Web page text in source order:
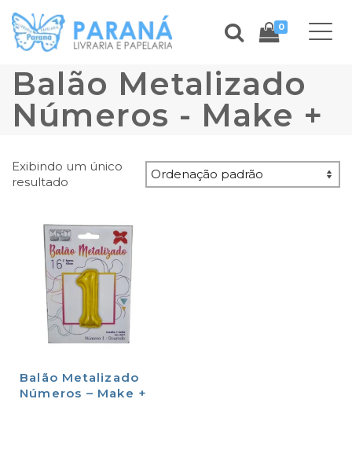
0
Balão Metalizado
Números - Make +
Exibindo um único
resultado
Balão Metalizado
Números – Make +